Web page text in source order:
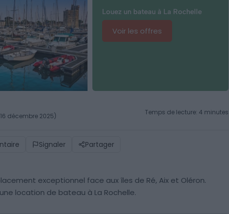
Louez un bateau à La Rochelle
Voir les offres
décembre 2025) Temps de lecture: 4 minutes
Signaler Partager
exceptionnel face aux îles de Ré, Aix et Oléron.
location de bateau à La Rochelle.